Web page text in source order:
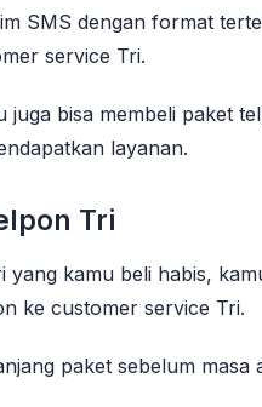
SMS dengan format
service Tri.
juga bisa membeli paket
layanan.
Tri
yang kamu beli habis,
ke customer service Tri.
paket sebelum